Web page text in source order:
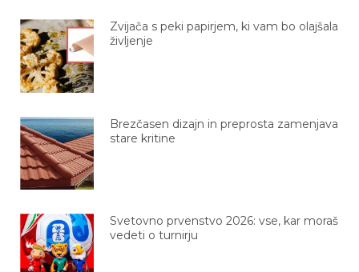
Zvijača s peki papirjem, ki vam bo olajšala
življenje
Brezčasen dizajn in preprosta zamenjava
stare kritine
Svetovno prvenstvo 2026: vse, kar moraš
vedeti o turnirju